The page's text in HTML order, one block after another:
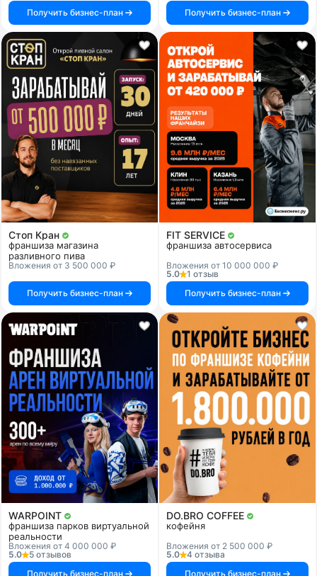
Получить бизнес-план
Получить бизнес-план
Стоп Кран
франшиза магазина
разливного пива
Вложения от 3 500 000 ₽
Получить бизнес-план
FIT SERVICE
франшиза автосервиса
Вложения от 10 000 000 ₽
5.0
1 отзыв
Получить бизнес-план
WARPOINT
франшиза парков виртуальной
реальности
Вложения от 4 000 000 ₽
5.0
5 отзывов
Получить бизнес-план
DO.BRO COFFEE
кофейня
Вложения от 2 500 000 ₽
5.0
4 отзыва
Получить бизнес-план